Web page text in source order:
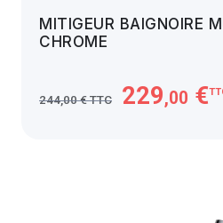
MITIGEUR BAIGNOIRE
CHROME
244,00 € TTC 229,00 €